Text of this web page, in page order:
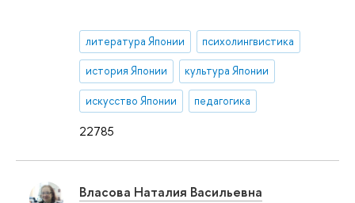
22785
литература Японии психолингвистика
история Японии культура Японии
искусство Японии педагогика
Власова Наталия Васильевна